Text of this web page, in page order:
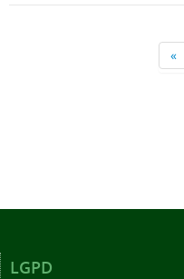
LGPD